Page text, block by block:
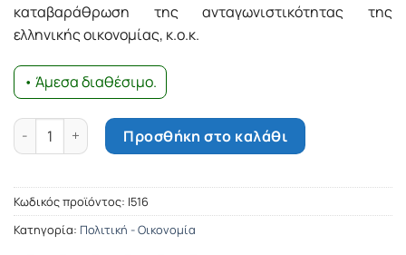
καταβαράθρωση της ανταγωνιστικότητας της
ελληνικής οικονομίας, κ.ο.κ.
• Άμεσα διαθέσιμο.
Ελληνική Οικονομία – Παρελθόν, παρόν, μέλλον ποσότητα
Προσθήκη στο καλάθι
Κωδικός προϊόντος: Ι516
Κατηγορία: Πολιτική - Οικονομία